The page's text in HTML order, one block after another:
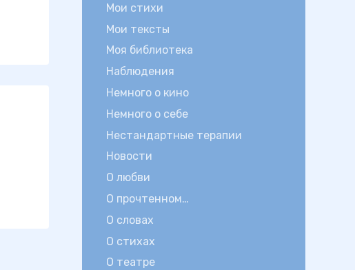
Мои стихи
Мои тексты
Моя библиотека
Наблюдения
Немного о кино
Немного о себе
Нестандартные терапии
Новости
О любви
О прочтенном…
О словах
О стихах
О театре